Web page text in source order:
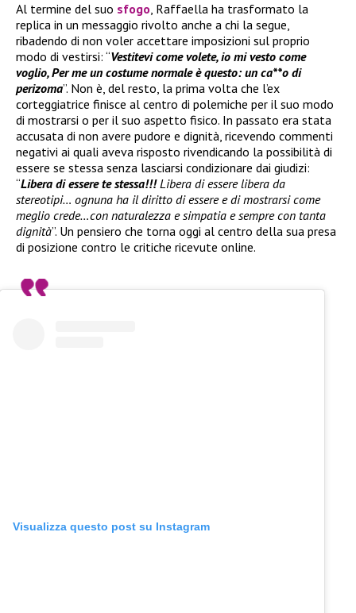
Al termine del suo sfogo, Raffaella ha trasformato la
replica in un messaggio rivolto anche a chi la segue,
ribadendo di non voler accettare imposizioni sul proprio
modo di vestirsi: “Vestitevi come volete, io mi vesto come
voglio, Per me un costume normale è questo: un ca**o di
perizoma”. Non è, del resto, la prima volta che l’ex
corteggiatrice finisce al centro di polemiche per il suo modo
di mostrarsi o per il suo aspetto fisico. In passato era stata
accusata di non avere pudore e dignità, ricevendo commenti
negativi ai quali aveva risposto rivendicando la possibilità di
essere se stessa senza lasciarsi condizionare dai giudizi:
“Libera di essere te stessa!!!Libera di essere libera da
stereotipi… ognuna ha il diritto di essere e di mostrarsi come
meglio crede…con naturalezza e simpatia e sempre con tanta
dignità”. Un pensiero che torna oggi al centro della sua presa
di posizione contro le critiche ricevute online.
Visualizza questo post su Instagram